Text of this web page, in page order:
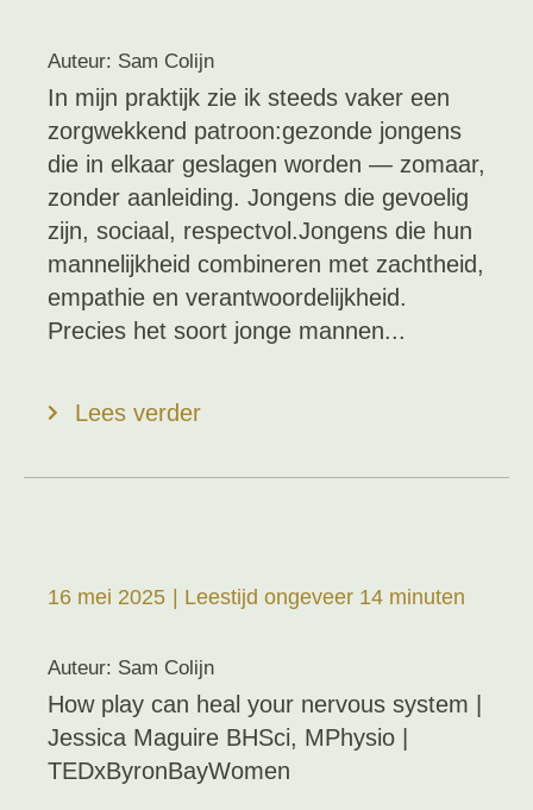
Auteur: Sam Colijn
In mijn praktijk zie ik steeds vaker een
zorgwekkend patroon:gezonde jongens
die in elkaar geslagen worden — zomaar,
zonder aanleiding. Jongens die gevoelig
zijn, sociaal, respectvol.Jongens die hun
mannelijkheid combineren met zachtheid,
empathie en verantwoordelijkheid.
Precies het soort jonge mannen...
Lees verder
16 mei 2025 | Leestijd ongeveer 14 minuten
Auteur: Sam Colijn
How play can heal your nervous system |
Jessica Maguire BHSci, MPhysio |
TEDxByronBayWomen